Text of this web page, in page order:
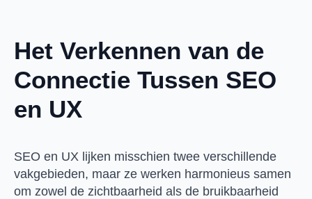
Het Verkennen van de
Connectie Tussen SEO
en UX
SEO en UX lijken misschien twee verschillende
vakgebieden, maar ze werken harmonieus samen
om zowel de zichtbaarheid als de bruikbaarheid